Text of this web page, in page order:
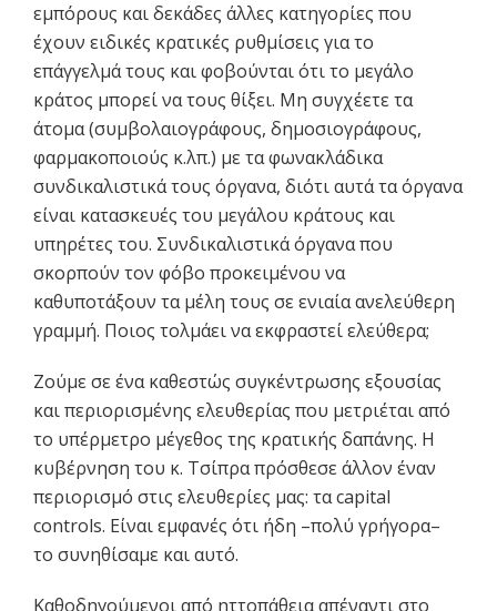
εμπόρους και δεκάδες άλλες κατηγορίες που
έχουν ειδικές κρατικές ρυθμίσεις για το
επάγγελμά τους και φοβούνται ότι το μεγάλο
κράτος μπορεί να τους θίξει. Μη συγχέετε τα
άτομα (συμβολαιογράφους, δημοσιογράφους,
φαρμακοποιούς κ.λπ.) με τα φωνακλάδικα
συνδικαλιστικά τους όργανα, διότι αυτά τα όργανα
είναι κατασκευές του μεγάλου κράτους και
υπηρέτες του. Συνδικαλιστικά όργανα που
σκορπούν τον φόβο προκειμένου να
καθυποτάξουν τα μέλη τους σε ενιαία ανελεύθερη
γραμμή. Ποιος τολμάει να εκφραστεί ελεύθερα;
Ζούμε σε ένα καθεστώς συγκέντρωσης εξουσίας
και περιορισμένης ελευθερίας που μετριέται από
το υπέρμετρο μέγεθος της κρατικής δαπάνης. Η
κυβέρνηση του κ. Τσίπρα πρόσθεσε άλλον έναν
περιορισμό στις ελευθερίες μας: τα capital
controls. Είναι εμφανές ότι ήδη –πολύ γρήγορα–
το συνηθίσαμε και αυτό.
Καθοδηγούμενοι από ηττοπάθεια απέναντι στο